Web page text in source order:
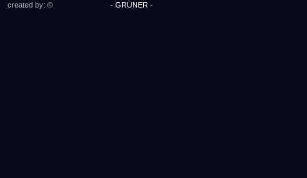
created by: ©
- GRÜNER -